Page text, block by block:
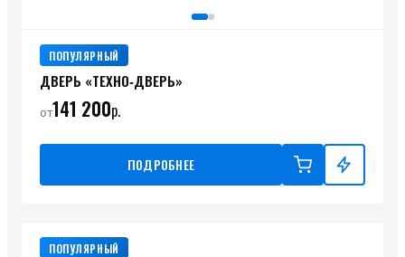
ПОПУЛЯРНЫЙ
ДВЕРЬ «ТЕХНО‑ДВЕРЬ»
от141 200р.
ПОДРОБНЕЕ
ПОПУЛЯРНЫЙ